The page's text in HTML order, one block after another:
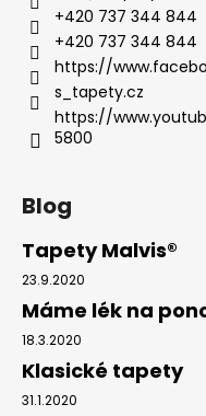
+420 737 344 844
+420 737 344 844
https://
s_tapety.cz
https://
5800
Blog
Tapety Malvis®
23.9.2020
Máme lék na
18.3.2020
Klasické tapety
31.1.2020